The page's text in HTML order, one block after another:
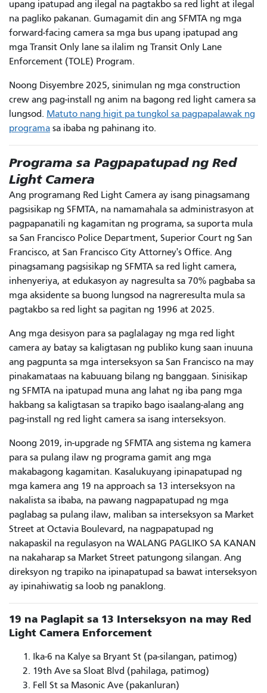
upang ipatupad ang ilegal na pagtakbo sa red light at ilegal
na pagliko pakanan. Gumagamit din ang SFMTA ng mga
forward-facing camera sa mga bus upang ipatupad ang
mga Transit Only lane sa ilalim ng Transit Only Lane
Enforcement (TOLE) Program.
Noong Disyembre 2025, sinimulan ng mga construction
crew ang pag-install ng anim na bagong red light camera sa
lungsod. Matuto nang higit pa tungkol sa pagpapalawak ng
programa sa ibaba ng pahinang ito.
Programa sa Pagpapatupad ng Red
Light Camera
Ang programang Red Light Camera ay isang pinagsamang
pagsisikap ng SFMTA, na namamahala sa administrasyon at
pagpapanatili ng kagamitan ng programa, sa suporta mula
sa San Francisco Police Department, Superior Court ng San
Francisco, at San Francisco City Attorney's Office. Ang
pinagsamang pagsisikap ng SFMTA sa red light camera,
inhenyeriya, at edukasyon ay nagresulta sa 70% pagbaba sa
mga aksidente sa buong lungsod na nagreresulta mula sa
pagtakbo sa red light sa pagitan ng 1996 at 2025.
Ang mga desisyon para sa paglalagay ng mga red light
camera ay batay sa kaligtasan ng publiko kung saan inuuna
ang pagpunta sa mga interseksyon sa San Francisco na may
pinakamataas na kabuuang bilang ng banggaan. Sinisikap
ng SFMTA na ipatupad muna ang lahat ng iba pang mga
hakbang sa kaligtasan sa trapiko bago isaalang-alang ang
pag-install ng red light camera sa isang interseksyon.
Noong 2019, in-upgrade ng SFMTA ang sistema ng kamera
para sa pulang ilaw ng programa gamit ang mga
makabagong kagamitan. Kasalukuyang ipinapatupad ng
mga kamera ang 19 na approach sa 13 interseksyon na
nakalista sa ibaba, na pawang nagpapatupad ng mga
paglabag sa pulang ilaw, maliban sa interseksyon sa Market
Street at Octavia Boulevard, na nagpapatupad ng
nakapaskil na regulasyon na WALANG PAGLIKO SA KANAN
na nakaharap sa Market Street patungong silangan. Ang
direksyon ng trapiko na ipinapatupad sa bawat interseksyon
ay ipinahiwatig sa loob ng panaklong.
19 na Paglapit sa 13 Interseksyon na may Red
Light Camera Enforcement
Ika-6 na Kalye sa Bryant St (pa-silangan, patimog)
19th Ave sa Sloat Blvd (pahilaga, patimog)
Fell St sa Masonic Ave (pakanluran)